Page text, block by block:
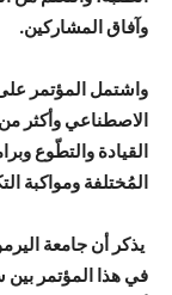
وآفاق المشاركين.
القيادة والتطّوع
المُختلفة ومواكبة
يذكر أن جامعة
في هذا المؤتمر بين